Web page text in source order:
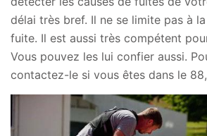
délai très bref. Il ne se limite pas à
fuite. Il est aussi très compétent
Vous pouvez les lui confier aussi.
contactez-le si vous êtes dans le